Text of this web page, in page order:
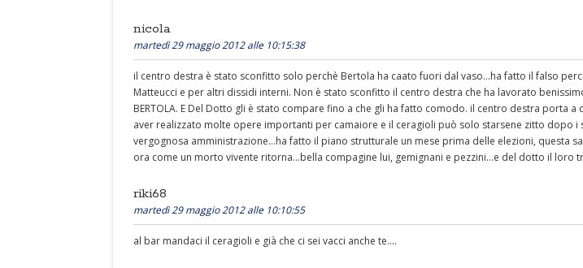
nicola
martedì 29 maggio 2012 alle 10:15:38
il centro destra è stato sconfitto solo perchè Bertola ha caato fuori dal vaso...ha fatto il falso
Matteucci e per altri dissidi interni. Non è stato sconfitto il centro destra che ha lavorato
BERTOLA. E Del Dotto gli è stato compare fino a che gli ha fatto comodo. il centro destra porta a
aver realizzato molte opere importanti per camaiore e il ceragioli può solo starsene zitto dopo i
vergognosa amministrazione...ha fatto il piano strutturale un mese prima delle elezioni, questa
ora come un morto vivente ritorna...bella compagine lui, gemignani e pezzini...e del dotto il loro
riki68
martedì 29 maggio 2012 alle 10:10:55
al bar mandaci il ceragioli e già che ci sei vacci anche te....